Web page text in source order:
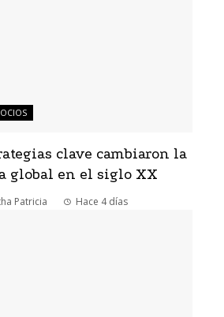
clave cambiaron la
global en el siglo XX
Patricia Hace 4 días